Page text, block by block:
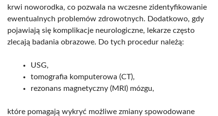
krwi noworodka, co pozwala na wczesne zidentyfikowanie
ewentualnych problemów zdrowotnych. Dodatkowo, gdy
pojawiają się komplikacje neurologiczne, lekarze często
zlecają badania obrazowe. Do tych procedur należą:
USG,
tomografia komputerowa (CT),
rezonans magnetyczny (MRI) mózgu,
które pomagają wykryć możliwe zmiany spowodowane